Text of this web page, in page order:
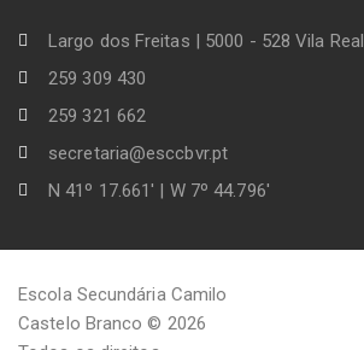
Largo dos Freitas | 5000 - 528 Vila Real
259 309 430
259 321 662
secretaria@esccbvr.pt
N 41º 17.661' | W 7º 44.796'
Escola Secundária Camilo
Castelo Branco © 2026